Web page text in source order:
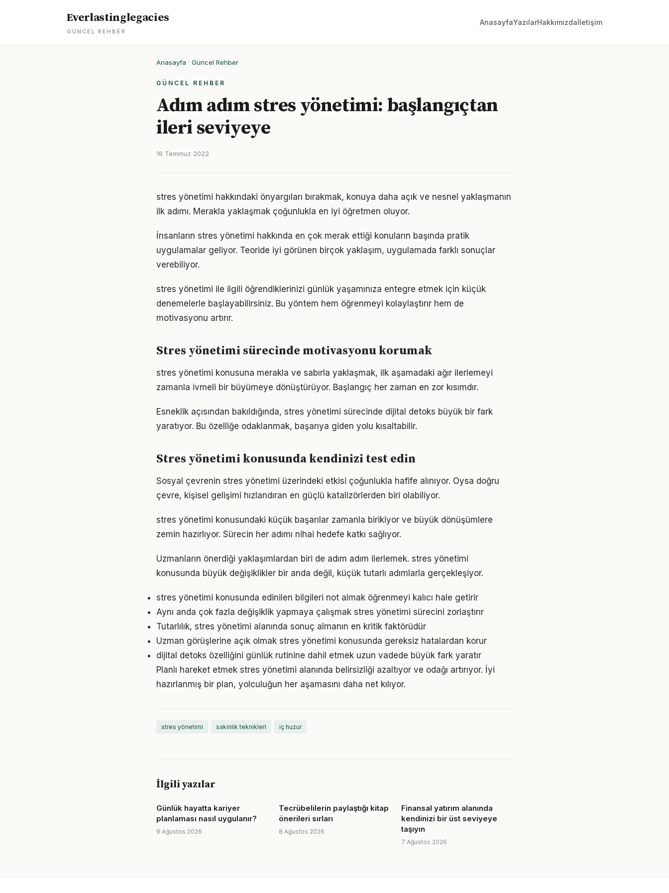
Everlastinglegacies
GÜNCEL REHBER
AnasayfaYazılarHakkımızdaİletişim
Anasayfa · Güncel Rehber
GÜNCEL REHBER
Adım adım stres yönetimi: başlangıçtan
ileri seviyeye
16 Temmuz 2022
stres yönetimi hakkındaki önyargıları bırakmak, konuya daha açık ve nesnel yaklaşmanın
ilk adımı. Merakla yaklaşmak çoğunlukla en iyi öğretmen oluyor.
İnsanların stres yönetimi hakkında en çok merak ettiği konuların başında pratik
uygulamalar geliyor. Teoride iyi görünen birçok yaklaşım, uygulamada farklı sonuçlar
verebiliyor.
stres yönetimi ile ilgili öğrendiklerinizi günlük yaşamınıza entegre etmek için küçük
denemelerle başlayabilirsiniz. Bu yöntem hem öğrenmeyi kolaylaştırır hem de
motivasyonu artırır.
Stres yönetimi sürecinde motivasyonu korumak
stres yönetimi konusuna merakla ve sabırla yaklaşmak, ilk aşamadaki ağır ilerlemeyi
zamanla ivmeli bir büyümeye dönüştürüyor. Başlangıç her zaman en zor kısımdır.
Esneklik açısından bakıldığında, stres yönetimi sürecinde dijital detoks büyük bir fark
yaratıyor. Bu özelliğe odaklanmak, başarıya giden yolu kısaltabilir.
Stres yönetimi konusunda kendinizi test edin
Sosyal çevrenin stres yönetimi üzerindeki etkisi çoğunlukla hafife alınıyor. Oysa doğru
çevre, kişisel gelişimi hızlandıran en güçlü katalizörlerden biri olabiliyor.
stres yönetimi konusundaki küçük başarılar zamanla birikiyor ve büyük dönüşümlere
zemin hazırlıyor. Sürecin her adımı nihai hedefe katkı sağlıyor.
Uzmanların önerdiği yaklaşımlardan biri de adım adım ilerlemek. stres yönetimi
konusunda büyük değişiklikler bir anda değil, küçük tutarlı adımlarla gerçekleşiyor.
stres yönetimi konusunda edinilen bilgileri not almak öğrenmeyi kalıcı hale getirir
Aynı anda çok fazla değişiklik yapmaya çalışmak stres yönetimi sürecini zorlaştırır
Tutarlılık, stres yönetimi alanında sonuç almanın en kritik faktörüdür
Uzman görüşlerine açık olmak stres yönetimi konusunda gereksiz hatalardan korur
dijital detoks özelliğini günlük rutinine dahil etmek uzun vadede büyük fark yaratır
Planlı hareket etmek stres yönetimi alanında belirsizliği azaltıyor ve odağı artırıyor. İyi
hazırlanmış bir plan, yolculuğun her aşamasını daha net kılıyor.
stres yönetimi sakinlik teknikleri iç huzur
İlgili yazılar
Günlük hayatta kariyer
planlaması nasıl uygulanır?
9 Ağustos 2026
Tecrübelilerin paylaştığı kitap
önerileri sırları
8 Ağustos 2026
Finansal yatırım alanında
kendinizi bir üst seviyeye
taşıyın
7 Ağustos 2026